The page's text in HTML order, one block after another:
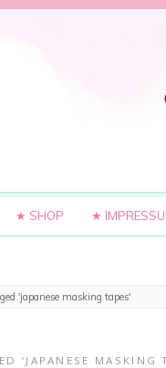
★ SHOP ★
'japanese masking tapes'
‘JAPANESE MASKING